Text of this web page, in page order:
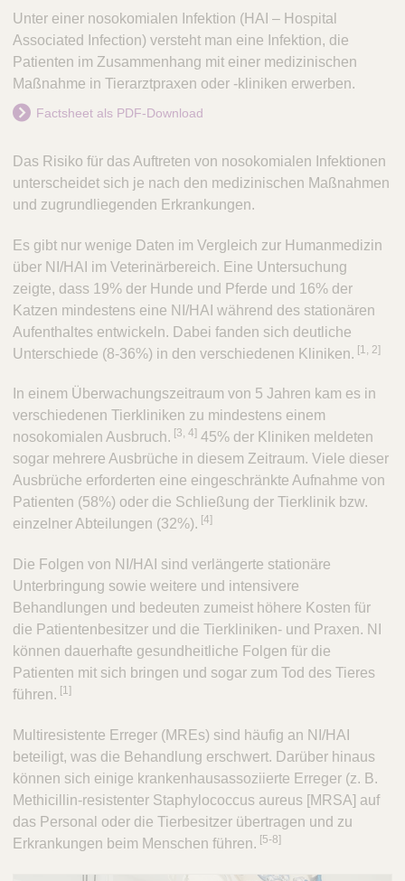
Unter einer nosokomialen Infektion (HAI – Hospital
Associated Infection) versteht man eine Infektion, die
Patienten im Zusammenhang mit einer medizinischen
Maßnahme in Tierarztpraxen oder -kliniken erwerben.
Factsheet als PDF-Download
Das Risiko für das Auftreten von nosokomialen Infektionen
unterscheidet sich je nach den medizinischen Maßnahmen
und zugrundliegenden Erkrankungen.
Es gibt nur wenige Daten im Vergleich zur Humanmedizin
über NI/HAI im Veterinärbereich. Eine Untersuchung
zeigte, dass 19% der Hunde und Pferde und 16% der
Katzen mindestens eine NI/HAI während des stationären
Aufenthaltes entwickeln. Dabei fanden sich deutliche
Unterschiede (8-36%) in den verschiedenen Kliniken. ​[1, 2]
In einem Überwachungszeitraum von 5 Jahren kam es in
verschiedenen Tierkliniken zu mindestens einem
nosokomialen Ausbruch. ​[3, 4] 45% der Kliniken meldeten
sogar mehrere Ausbrüche in diesem Zeitraum. Viele dieser
Ausbrüche erforderten eine eingeschränkte Aufnahme von
Patienten (58%) oder die Schließung der Tierklinik bzw.
einzelner Abteilungen (32%). [4]
Die Folgen von NI/HAI sind verlängerte stationäre
Unterbringung sowie weitere und intensivere
Behandlungen und bedeuten zumeist höhere Kosten für
die Patientenbesitzer und die Tierkliniken- und Praxen. NI
können dauerhafte gesundheitliche Folgen für die
Patienten mit sich bringen und sogar zum Tod des Tieres
führen. ​[1]
Multiresistente Erreger (MREs) sind häufig an NI/HAI
beteiligt, was die Behandlung erschwert. Darüber hinaus
können sich einige krankenhausassoziierte Erreger (z. B.
Methicillin-resistenter Staphylococcus aureus [MRSA] auf
das Personal oder die Tierbesitzer übertragen und zu
Erkrankungen beim Menschen führen. ​[5-8]